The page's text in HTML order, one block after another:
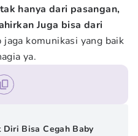
hanya dari pasangan,
Juga bisa dari
jaga komunikasi yang baik
ya.
Diri Bisa Cegah Baby